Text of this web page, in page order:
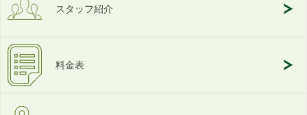
スタッフ紹介
料金表